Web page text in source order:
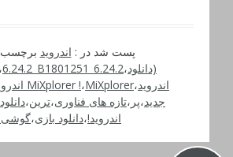
پست شد در : اندروید برچسب
(دانلود،6.24.2_B1801251 ! ،6.24.2_B1801251
اندروید، MiXplorer !،MiXplorer اندروید
جدید،پر ،تازه های فناوری،ترین،
اندروید!،دانلود بازی،گوشی